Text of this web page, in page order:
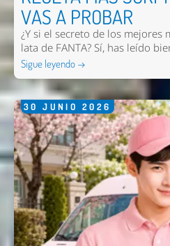
VAS A PROBAR
¿Y si el secreto de los mejores
lata de FANTA? Sí, has leído
Sigue leyendo →
30 JUNIO 2026